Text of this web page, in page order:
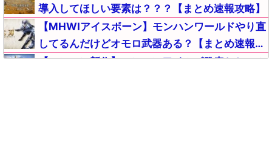
略】
導入してほしい要素は？？？【まとめ速報攻略】
【MHWIアイスボーン】モンハンワールドやり直
してるんだけどオモロ武器ある？【まとめ速報攻
略】
【モンハン新作】モンハンワイルズ発表とセール